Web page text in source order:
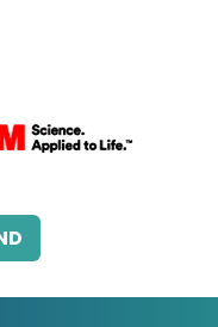
A.B.PHARM SRL